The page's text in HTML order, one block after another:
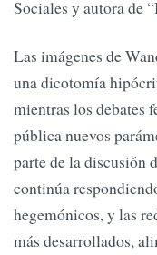
Sociales y autora de
Las imágenes de
una dicotomía
mientras los debates
pública nuevos
parte de la discusión
continúa
hegemónicos, y las
más desarrollados,